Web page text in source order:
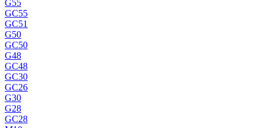
G55
GC55
GC51
G50
GC50
G48
GC48
GC30
GC26
G30
G28
GC28